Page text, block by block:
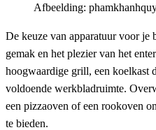
Afbeelding:
De keuze van apparatuur voor je
gemak en het plezier van het
hoogwaardige grill, een koelkast
voldoende werkbladruimte.
een pizzaoven of een rookoven
te bieden.